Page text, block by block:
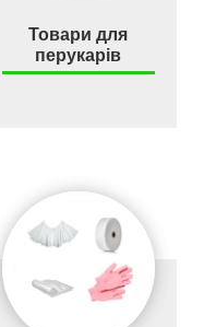
Товари для
перукарів